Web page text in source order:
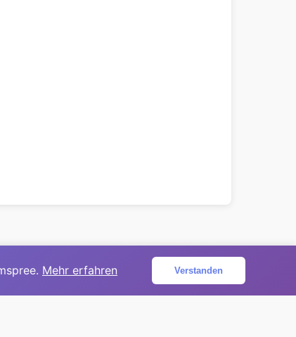
Mehr erfahren Verstanden